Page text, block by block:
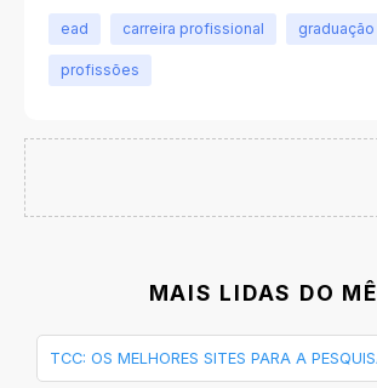
ead carreira profissional graduação
profissões
MAIS LIDAS DO
TCC: OS MELHORES SITES PARA A